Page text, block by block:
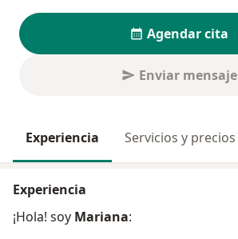
Agendar cita
Enviar mensaje
Experiencia Servicios y precios
Experiencia
¡Hola! soy Mariana: